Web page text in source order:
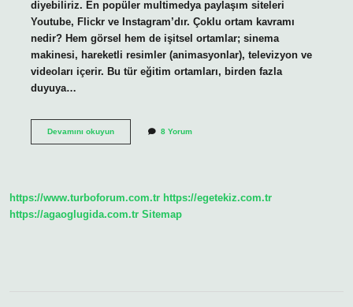
diyebiliriz. En popüler multimedya paylaşım siteleri
Youtube, Flickr ve Instagram’dır. Çoklu ortam kavramı
nedir? Hem görsel hem de işitsel ortamlar; sinema
makinesi, hareketli resimler (animasyonlar), televizyon ve
videoları içerir. Bu tür eğitim ortamları, birden fazla
duyuya…
Devamını okuyunÇoklu
8 Yorum
https://www.turboforum.com.tr https://egetekiz.com.tr
https://agaoglugida.com.tr Sitemap